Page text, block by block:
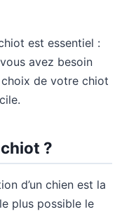
est essentiel :
avez besoin
choix de votre chiot
?
d’un chien est la
plus possible le